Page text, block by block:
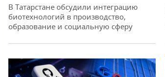
В Татарстане обсудили интеграцию
биотехнологий в производство,
образование и социальную сферу